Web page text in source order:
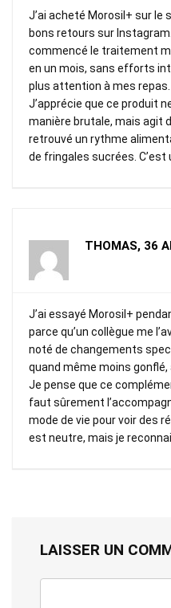
J’ai acheté Morosil+ sur le
bons retours sur Instagram.
commencé le traitement
en un mois, sans efforts
plus attention à mes repas.
J’apprécie que ce produit
manière brutale, mais agit
retrouvé un rythme
de fringales sucrées. C’est
THOMAS, 36
J’ai essayé Morosil+
parce qu’un collègue me
noté de changements
quand même moins gonflé,
Je pense que ce
faut sûrement
mode de vie pour voir des
est neutre, mais je
LAISSER UN